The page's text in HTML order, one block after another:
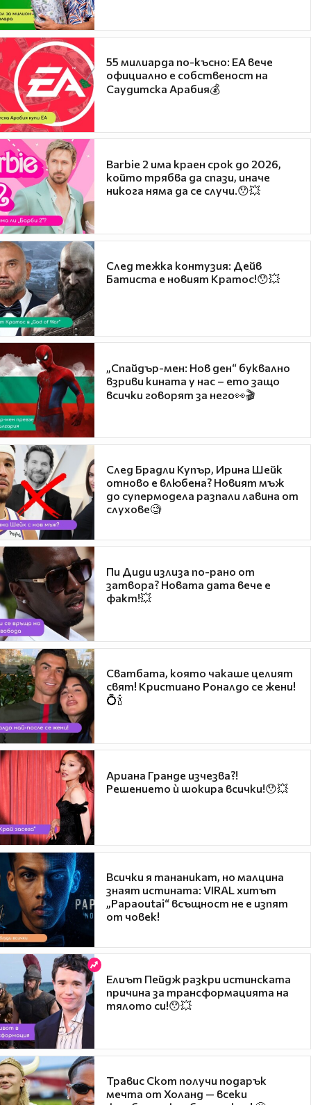
55 милиарда по-късно: EA вече
официално е собственост на
Саудитска Арабия💰
Barbie 2 има краен срок до 2026,
който трябва да спази, иначе
никога няма да се случи.😯💥
След тежка контузия: Дейв
Батиста е новият Кратос!😯💥
„Спайдър-мен: Нов ден“ буквално
взриви кината у нас – ето защо
всички говорят за него👀🎬
След Брадли Купър, Ирина Шейк
отново е влюбена? Новият мъж
до супермодела разпали лавина от
слухове🧐
Пи Диди излиза по-рано от
затвора? Новата дата вече е
факт!💥
Сватбата, която чакаше целият
свят! Кристиано Роналдо се жени!
💍🍾
Ариана Гранде изчезва?!
Решението ѝ шокира всички!😯💥
Всички я тананикат, но малцина
знаят истината: VIRAL хитът
„Papaoutai“ всъщност не е изпят
от човек!
Елиът Пейдж разкри истинската
причина за трансформацията на
тялото си!😯💥
Травис Скот получи подарък
мечта от Холанд — всеки